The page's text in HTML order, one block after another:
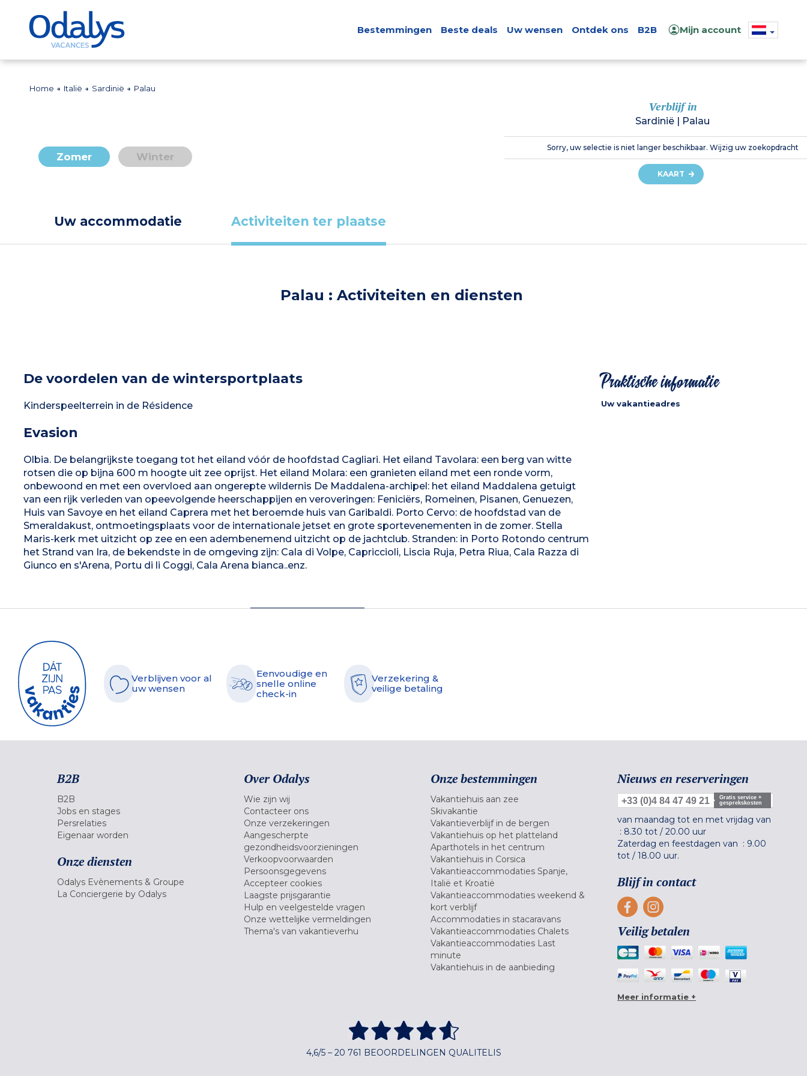
Bestemmingen Beste deals Uw wensen Ontdek ons B2B Mijn account
Home Italië Sardinië Palau
Zomer Winter
Verblijf in
Sardinië | Palau
Sorry, uw selectie is niet langer beschikbaar. Wijzig uw zoekopdracht
KAART
Uw accommodatie Activiteiten ter plaatse
Palau : Activiteiten en diensten
De voordelen van de wintersportplaats
Kinderspeelterrein in de Résidence
Evasion
Olbia. De belangrijkste toegang tot het eiland vóór de hoofdstad Cagliari. Het eiland Tavolara: een berg van witte
rotsen die op bijna 600 m hoogte uit zee oprijst. Het eiland Molara: een granieten eiland met een ronde vorm,
onbewoond en met een overvloed aan ongerepte wildernis De Maddalena-archipel: het eiland Maddalena getuigt
van een rijk verleden van opeevolgende heerschappijen en veroveringen: Feniciërs, Romeinen, Pisanen, Genuezen,
Huis van Savoye en het eiland Caprera met het beroemde huis van Garibaldi. Porto Cervo: de hoofdstad van de
Smeraldakust, ontmoetingsplaats voor de internationale jetset en grote sportevenementen in de zomer. Stella
Maris-kerk met uitzicht op zee en een adembenemend uitzicht op de jachtclub. Stranden: in Porto Rotondo centrum
het Strand van Ira, de bekendste in de omgeving zijn: Cala di Volpe, Capriccioli, Liscia Ruja, Petra Riua, Cala Razza di
Giunco en s'Arena, Portu di li Coggi, Cala Arena bianca..enz.
Praktische informatie
Uw vakantieadres
Verblijven voor al
uw wensen
Eenvoudige en
snelle online
check-in
Verzekering &
veilige betaling
B2B
B2B
Jobs en stages
Persrelaties
Eigenaar worden
Onze diensten
Odalys Evènements & Groupe
La Conciergerie by Odalys
Over Odalys
Wie zijn wij
Contacteer ons
Onze verzekeringen
Aangescherpte
gezondheidsvoorzieningen
Verkoopvoorwaarden
Persoonsgegevens
Accepteer cookies
Laagste prijsgarantie
Hulp en veelgestelde vragen
Onze wettelijke vermeldingen
Thema's van vakantieverhu
Onze bestemmingen
Vakantiehuis aan zee
Skivakantie
Vakantieverblijf in de bergen
Vakantiehuis op het platteland
Aparthotels in het centrum
Vakantiehuis in Corsica
Vakantieaccommodaties Spanje,
Italië et Kroatië
Vakantieaccommodaties weekend &
kort verblijf
Accommodaties in stacaravans
Vakantieaccommodaties Chalets
Vakantieaccommodaties Last
minute
Vakantiehuis in de aanbieding
Nieuws en reserveringen
+33 (0)4 84 47 49 21
Gratis service +
gesprekskosten
van maandag tot en met vrijdag van
: 8.30 tot / 20.00 uur
Zaterdag en feestdagen van : 9.00
tot / 18.00 uur.
Blijf in contact
Veilig betalen
Meer informatie +
4,6/5 – 20 761 BEOORDELINGEN QUALITELIS